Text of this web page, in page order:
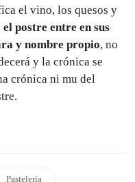
el vino, los quesos y
el postre entre en sus
y nombre propio, no
y la crónica se
crónica ni mu del
Pastelería